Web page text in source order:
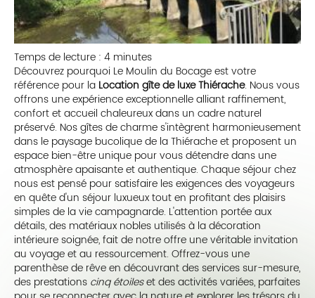
Temps de lecture : 4 minutes
Découvrez pourquoi Le Moulin du Bocage est votre
référence pour la Location gîte de luxe Thiérache. Nous vous
offrons une expérience exceptionnelle alliant raffinement,
confort et accueil chaleureux dans un cadre naturel
préservé. Nos gîtes de charme s'intègrent harmonieusement
dans le paysage bucolique de la Thiérache et proposent un
espace bien-être unique pour vous détendre dans une
atmosphère apaisante et authentique. Chaque séjour chez
nous est pensé pour satisfaire les exigences des voyageurs
en quête d'un séjour luxueux tout en profitant des plaisirs
simples de la vie campagnarde. L'attention portée aux
détails, des matériaux nobles utilisés à la décoration
intérieure soignée, fait de notre offre une véritable invitation
au voyage et au ressourcement. Offrez-vous une
parenthèse de rêve en découvrant des services sur-mesure,
des prestations cinq étoileset des activités variées, parfaites